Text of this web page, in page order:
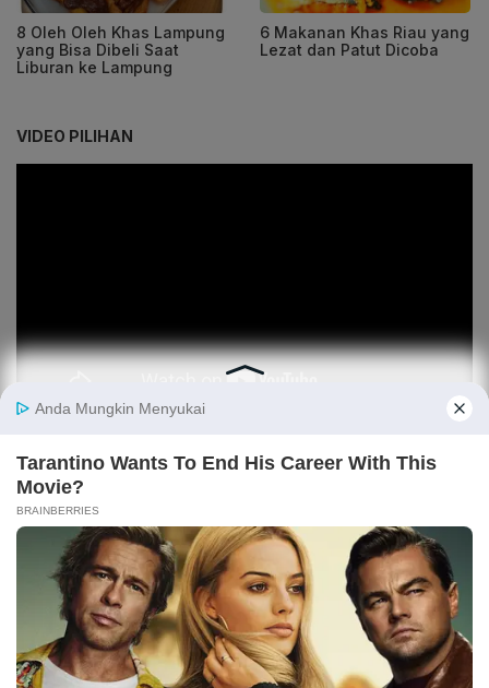
8 Oleh Oleh Khas Lampung
yang Bisa Dibeli Saat
Liburan ke Lampung
6 Makanan Khas Riau yang
Lezat dan Patut Dicoba
VIDEO PILIHAN